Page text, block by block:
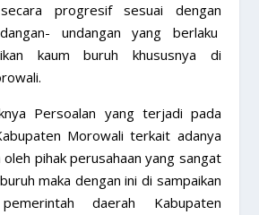
progresif sesuai dengan
undangan yang berlaku
kaum buruh khususnya di
Persoalan yang terjadi pada
Morowali terkait adanya
oleh pihak perusahaan yang sangat
maka dengan ini di sampaikan
daerah Kabupaten